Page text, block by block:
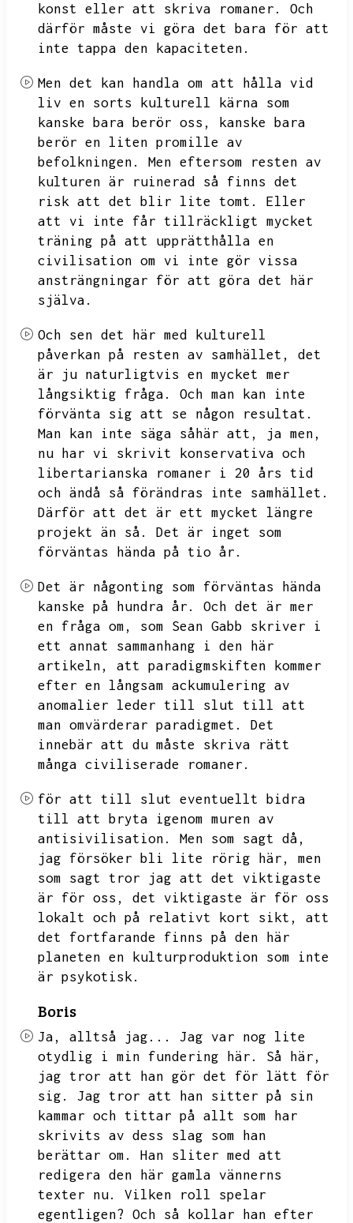
konst eller att skriva romaner.
Och
därför måste vi göra det bara för att
inte tappa den kapaciteten.
Men det kan handla om att hålla vid
liv en sorts kulturell kärna som
kanske bara berör oss,
kanske bara
berör en liten promille av
befolkningen.
Men eftersom resten av
kulturen är ruinerad så finns det
risk att det blir lite tomt.
Eller
att vi inte får tillräckligt mycket
träning på att upprätthålla en
civilisation om vi inte gör vissa
ansträngningar för att göra det här
själva.
Och sen det här med kulturell
påverkan på resten av samhället,
det
är ju naturligtvis en mycket mer
långsiktig fråga.
Och man kan inte
förvänta sig att se någon resultat.
Man kan inte säga såhär att,
ja men,
nu har vi skrivit konservativa och
libertarianska romaner i 20 års tid
och ändå så förändras inte samhället.
Därför att det är ett mycket längre
projekt än så.
Det är inget som
förväntas hända på tio år.
Det är någonting som förväntas hända
kanske på hundra år.
Och det är mer
en fråga om,
som Sean Gabb skriver i
ett annat sammanhang i den här
artikeln,
att paradigmskiften kommer
efter en långsam ackumulering av
anomalier leder till slut till att
man omvärderar paradigmet.
Det
innebär att du måste skriva rätt
många civiliserade romaner.
för att till slut eventuellt bidra
till att bryta igenom muren av
antisivilisation.
Men som sagt då,
jag försöker bli lite rörig här,
men
som sagt tror jag att det viktigaste
är för oss,
det viktigaste är för oss
lokalt och på relativt kort sikt,
att
det fortfarande finns på den här
planeten en kulturproduktion som inte
är psykotisk.
Boris
Ja, alltså jag...
Jag var nog lite
otydlig i min fundering här.
Så här,
jag tror att han gör det för lätt för
sig.
Jag tror att han sitter på sin
kammar och tittar på allt som har
skrivits av dess slag som han
berättar om.
Han sliter med att
redigera den här gamla vännerns
texter nu.
Vilken roll spelar
egentligen? Och så kollar han efter